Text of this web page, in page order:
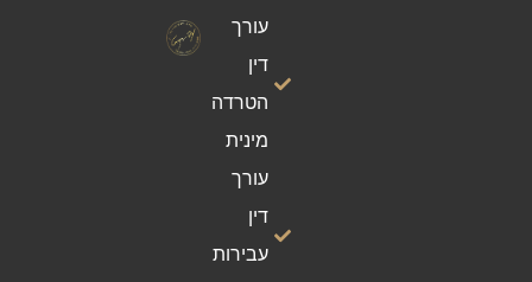
עורך
דין
הטרדה
מינית
עורך
דין
עבירות